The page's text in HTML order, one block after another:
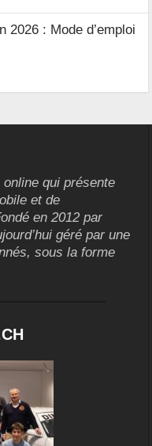
2026 : Mode d’emploi
qui présente
et de
en 2012 par
géré par une
sous la forme